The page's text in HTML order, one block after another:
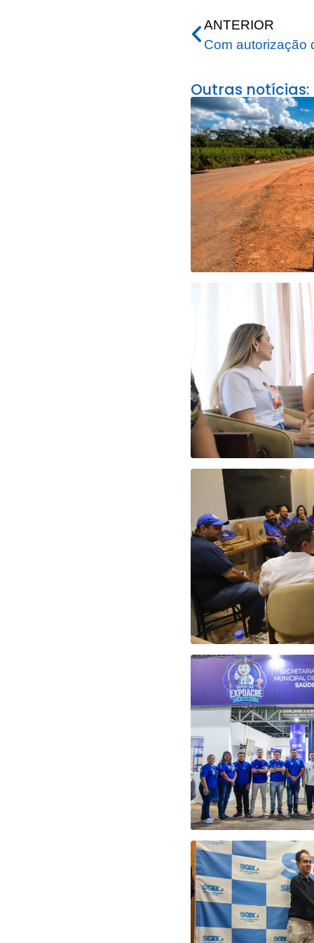
ANTERIOR
Outras notícias: